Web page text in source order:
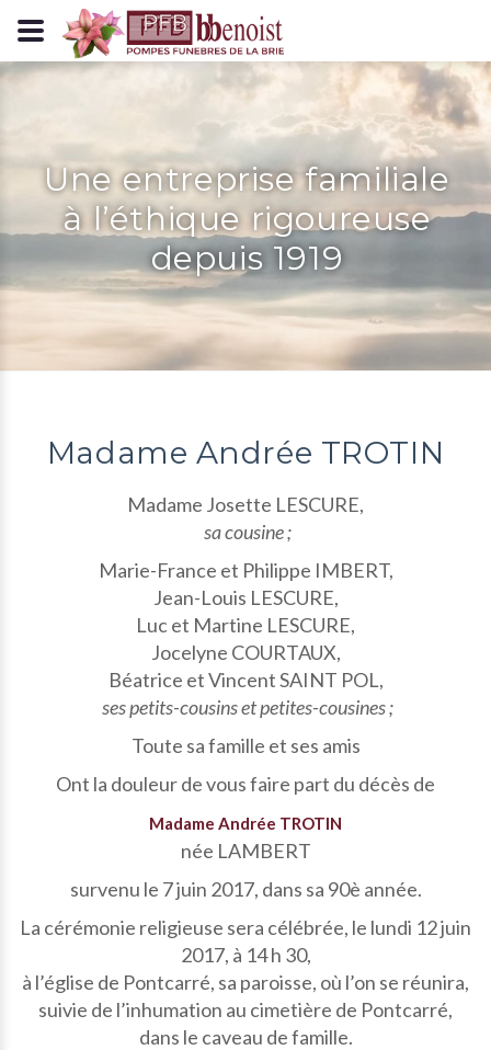
Panneau de gestion des cookies
Une entreprise familiale
à l’éthique rigoureuse
depuis 1919
Madame Andrée TROTIN
Madame Josette LESCURE,
sa cousine ;
Marie-France et Philippe IMBERT,
Jean-Louis LESCURE,
Luc et Martine LESCURE,
Jocelyne COURTAUX,
Béatrice et Vincent SAINT POL,
ses petits-cousins et petites-cousines ;
Toute sa famille et ses amis
Ont la douleur de vous faire part du décès de
Madame Andrée TROTIN
née LAMBERT
survenu le 7 juin 2017, dans sa 90è année.
La cérémonie religieuse sera célébrée, le lundi 12 juin
2017, à 14 h 30,
à l’église de Pontcarré, sa paroisse, où l’on se réunira,
suivie de l’inhumation au cimetière de Pontcarré,
dans le caveau de famille.